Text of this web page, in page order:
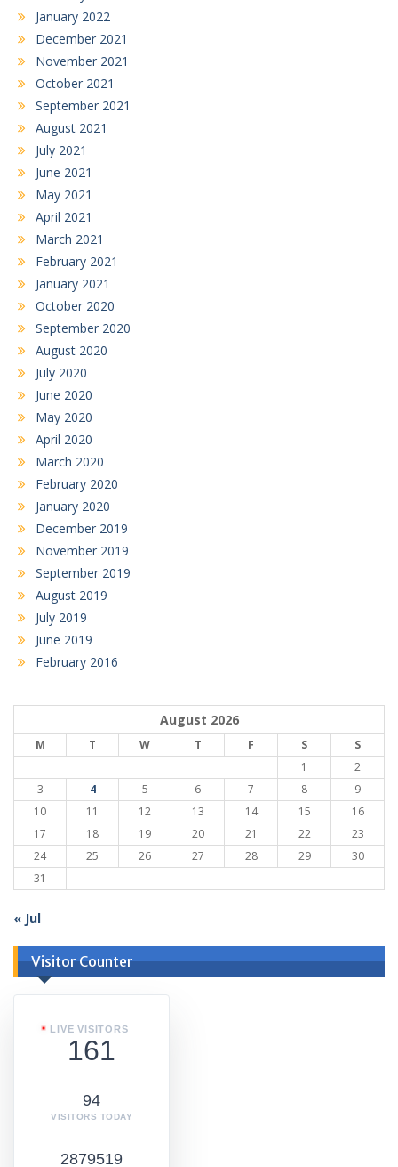
January 2022
December 2021
November 2021
October 2021
September 2021
August 2021
July 2021
June 2021
May 2021
April 2021
March 2021
February 2021
January 2021
October 2020
September 2020
August 2020
July 2020
June 2020
May 2020
April 2020
March 2020
February 2020
January 2020
December 2019
November 2019
September 2019
August 2019
July 2019
June 2019
February 2016
August 2026
M T W T F S
S
1
2
3
4 5 6 7 8
9
10
11 12 13 14 15
16
17
18 19 20 21 22
23
24
25 26 27 28 29
30
31
« Jul
Visitor Counter
LIVE VISITORS
161
94
VISITORS TODAY
2879519